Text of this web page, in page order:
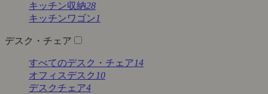
キッチン収納28
キッチンワゴン1
デスク・チェア
すべてのデスク・チェア14
オフィスデスク 10
デスクチェア4